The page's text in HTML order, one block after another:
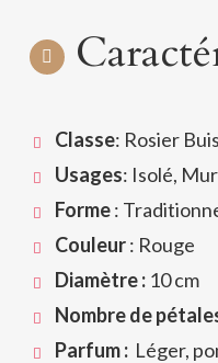
Classe: Rosier
Usages: Isolé,
Forme:
Couleur: Rouge
Diamètre :10 cm
Nombre de
Parfum : Léger,